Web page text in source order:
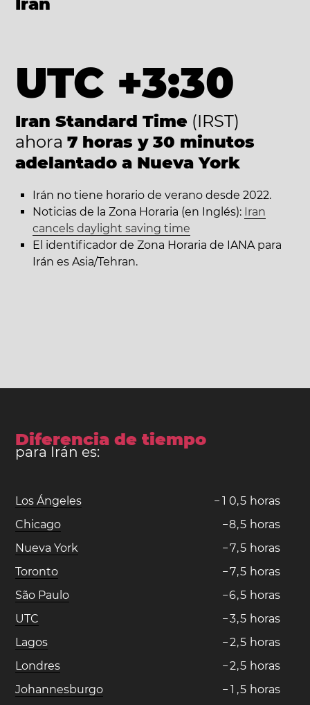
UTC +3:30
Iran Standard Time (IRST)
ahora 7 horas y 30 minutos
adelantado a Nueva York
Irán no tiene horario de verano desde 2022.
Noticias de la Zona Horaria (en Inglés): Iran
cancels daylight saving time
El identificador de Zona Horaria de IANA para
Irán es Asia/Tehran.
Diferencia de tiempo
para Irán es:
Los Ángeles − 1 0,5 horas
Chicago
−8,5 horas
Nueva York
−7,5 horas
Toronto
−7,5 horas
São Paulo
−6,5 horas
UTC
−3,5 horas
Lagos
−2,5 horas
Londres
−2,5 horas
Johannesburgo
− 1 ,5 horas